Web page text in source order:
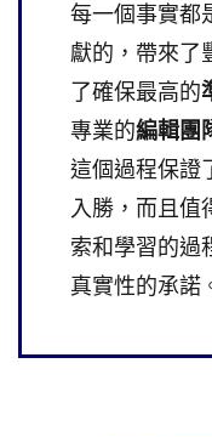
每一個事實都
獻的，帶來了
了確保最高的
專業的編輯團
這個過程保證
入勝，而且值
索和學習的過
真實性的承諾